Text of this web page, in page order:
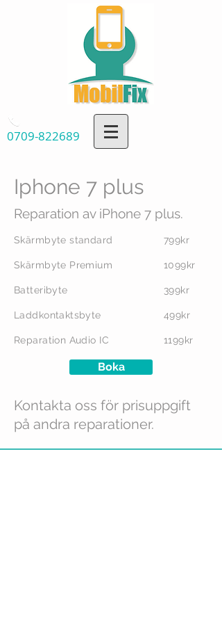
0709-822689
Iphone 7 plus
Kontakta oss för prisuppgift
på andra reparationer.
Boka
Reparation av iPhone 7 plus.
Skärmbyte standard
Skärmbyte Premium
Batteribyte
Laddkontaktsbyte
Reparation Audio IC
799kr
1099kr
399kr
499kr
1199kr